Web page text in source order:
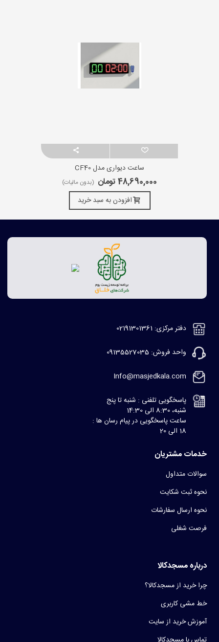
ساعت دیواری مدل CF40
48,690,000 تومان (بدون مالیات)
افزودن به سبد خرید
دفتر مرکزی: 02191301361
واحد فروش: 09135527035
Info@masjedkala.com
پاسخگویی تلفنی : شنبه تا پنج
شنبه، 8:30 الی 14:30
ساعت پاسخگویی در پیام رسان ها :
18 الی 20
خدمات مشتریان
سوالات متداول
نحوه ثبت شکایت
نحوه ارسال سفارشات
فرصت شغلی
درباره مسجدکالا
چرا خرید از مسجدکالا؟
خط مشی کاربری
آموزش خرید از سایت